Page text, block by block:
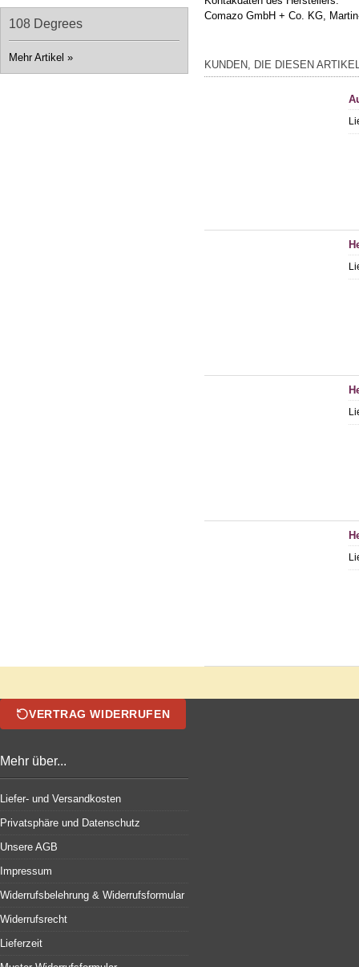
108 Degrees
Mehr Artikel »
Comazo GmbH + Co. KG,
KUNDEN, DIE DIESEN
VERTRAG WIDERRUFEN
Mehr über...
Liefer- und Versandkosten
Privatsphäre und Datenschutz
Unsere AGB
Impressum
Widerrufsbelehrung & Widerrufsformular
Widerrufsrecht
Lieferzeit